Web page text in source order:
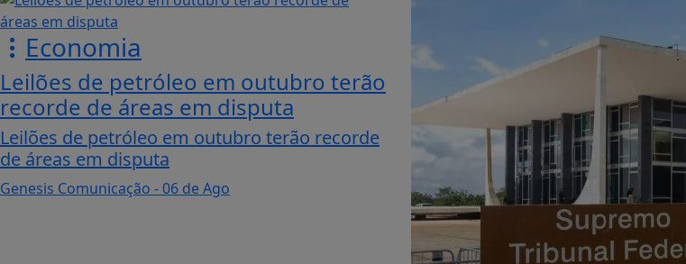
Economia
Leilões de petróleo em outubro terão
recorde de áreas em disputa
Leilões de petróleo em outubro terão recorde
de áreas em disputa
Genesis Comunicação - 06 de Ago